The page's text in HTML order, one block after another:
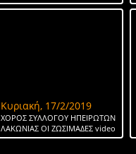
Κυριακή, 17/2/2019
ΧΟΡΟΣ ΣΥΛΛΟΓΟΥ ΗΠΕΙΡΩΤΩΝ
ΛΑΚΩΝΙΑΣ ΟΙ ΖΩΣΙΜΑΔΕΣ video